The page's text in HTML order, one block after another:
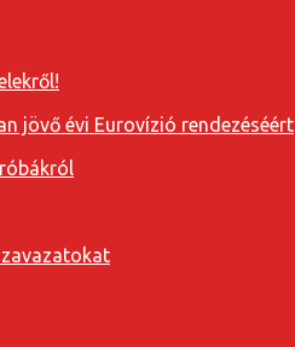
jövő évi Eurovízió rendezéséért